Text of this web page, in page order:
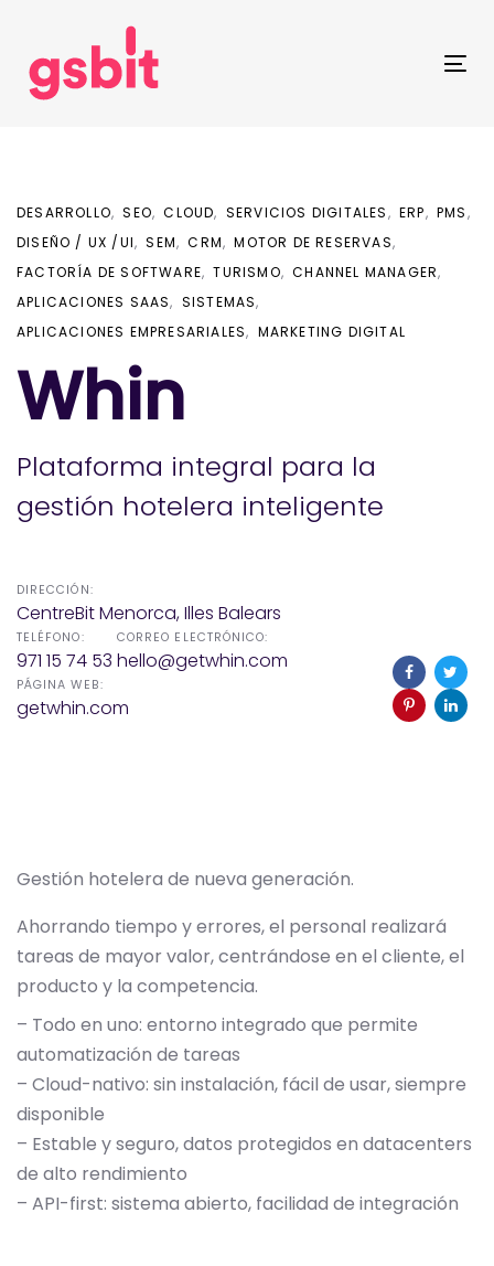
primary
navigation
DESARROLLO SEO CLOUD SERVICIOS DIGITALES ERP
PMS
DISEÑO / UX /UI
SEM CRM
MOTOR DE RESERVAS
FACTORÍA DE SOFTWARE
TURISMO
CHANNEL MANAGER
APLICACIONES SAAS
SISTEMAS
APLICACIONES EMPRESARIALES
MARKETING DIGITAL
Whin
Plataforma integral para la
gestión hotelera inteligente
DIRECCIÓN:
CentreBit Menorca, Illes Balears
TELÉFONO:
971 15 74 53
CORREO ELECTRÓNICO:
hello@getwhin.com
PÁGINA WEB:
getwhin.com
Gestión hotelera de nueva generación.
Ahorrando tiempo y errores, el personal realizará
tareas de mayor valor, centrándose en el cliente, el
producto y la competencia.
– Todo en uno: entorno integrado que permite
automatización de tareas
– Cloud-nativo: sin instalación, fácil de usar, siempre
disponible
– Estable y seguro, datos protegidos en datacenters
de alto rendimiento
– API-first: sistema abierto, facilidad de integración